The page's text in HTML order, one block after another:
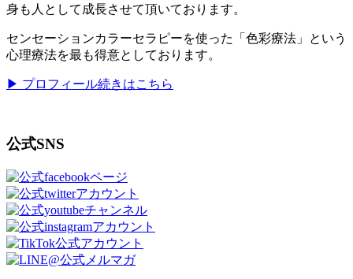
身も人として成長させて頂いております。
センセーションカラーセラピーを使った「色彩療法」という
心理療法を最も得意としております。
▶ プロフィール続きはこちら
公式SNS